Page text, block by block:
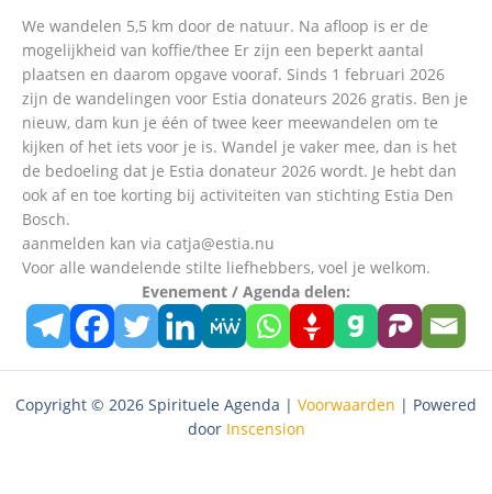
We wandelen 5,5 km door de natuur. Na afloop is er de
mogelijkheid van koffie/thee Er zijn een beperkt aantal
plaatsen en daarom opgave vooraf. Sinds 1 februari 2026
zijn de wandelingen voor Estia donateurs 2026 gratis. Ben je
nieuw, dam kun je één of twee keer meewandelen om te
kijken of het iets voor je is. Wandel je vaker mee, dan is het
de bedoeling dat je Estia donateur 2026 wordt. Je hebt dan
ook af en toe korting bij activiteiten van stichting Estia Den
Bosch.
aanmelden kan via catja@estia.nu
Voor alle wandelende stilte liefhebbers, voel je welkom.
Evenement / Agenda delen:
Copyright © 2026 Spirituele Agenda | Voorwaarden | Powered
door Inscension